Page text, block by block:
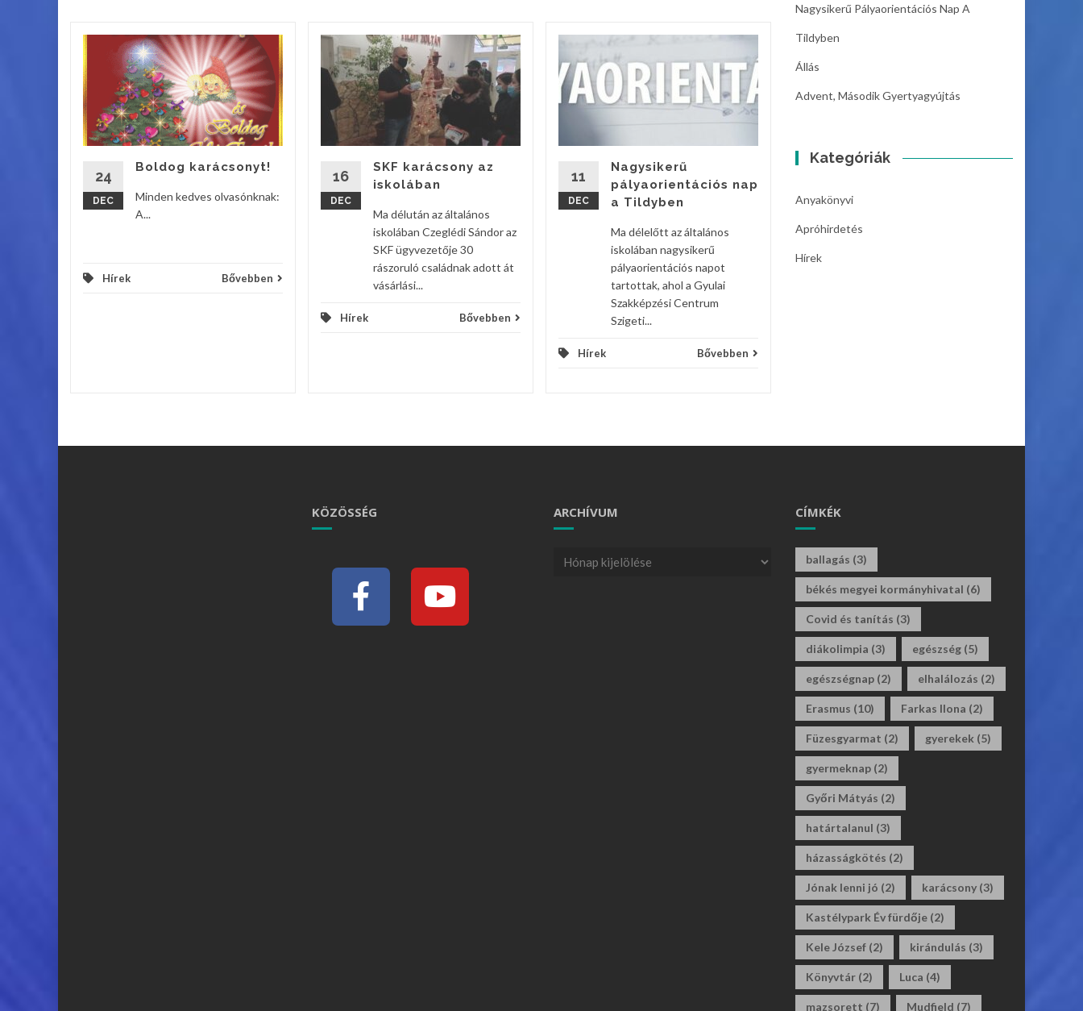
24
DEC
Boldog karácsonyt!
Minden kedves olvasónknak:
A...
Hírek Bővebben
16
DEC
SKF karácsony az
iskolában
Ma délután az általános
iskolában Czeglédi Sándor az
SKF ügyvezetője 30
rászoruló családnak adott át
vásárlási...
Hírek Bővebben
11
DEC
Nagysikerű
pályaorientációs nap
a Tildyben
Ma délelőtt az általános
iskolában nagysikerű
pályaorientációs napot
tartottak, ahol a Gyulai
Szakképzési Centrum
Szigeti...
Hírek Bővebben
06
DEC
Önkormányzat
felvételt hirdet
Hírek
Nagysikerű Pályaorientációs Nap A
Tildyben
Állás
Advent, Második Gyertyagyújtás
Kategóriák
Anyakönyvi
Apróhirdetés
Hírek
KÖZÖSSÉG ARCHÍVUM CÍMKÉK
ballagás (3)
békés megyei kormányhivatal (6)
Covid és tanítás (3)
diákolimpia (3) egészség (5)
egészségnap (2) elhalálozás (2)
Erasmus (10) Farkas Ilona (2)
Füzesgyarmat (2) gyerekek (5)
gyermeknap (2)
Győri Mátyás (2)
határtalanul (3)
házasságkötés (2)
Jónak lenni jó (2) karácsony (3)
Kastélypark Év fürdője (2)
Kele József (2) kirándulás (3)
Könyvtár (2) Luca (4)
mazsorett (7) Mudfield (7)